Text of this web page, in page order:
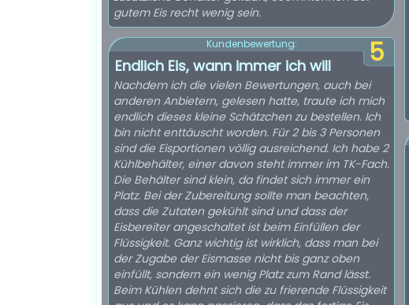
gutem Eis recht wenig sein.
5
Kundenbewertung:
Endlich Eis, wann immer ich will
Nachdem ich die vielen Bewertungen, auch bei
anderen Anbietern, gelesen hatte, traute ich mich
endlich dieses kleine Schätzchen zu bestellen. Ich
bin nicht enttäuscht worden. Für 2 bis 3 Personen
sind die Eisportionen völlig ausreichend. Ich habe 2
Kühlbehälter, einer davon steht immer im TK-Fach.
Die Behälter sind klein, da findet sich immer ein
Platz. Bei der Zubereitung sollte man beachten,
dass die Zutaten gekühlt sind und dass der
Eisbereiter angeschaltet ist beim Einfüllen der
Flüssigkeit. Ganz wichtig ist wirklich, dass man bei
der Zugabe der Eismasse nicht bis ganz oben
einfüllt, sondern ein wenig Platz zum Rand lässt.
Beim Kühlen dehnt sich die zu frierende Flüssigkeit